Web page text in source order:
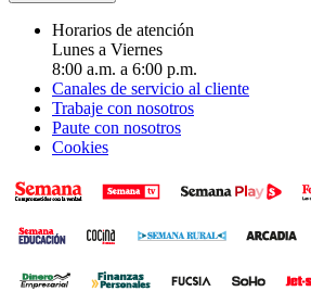
Horarios de atención
Lunes a Viernes
8:00 a.m. a 6:00 p.m.
Canales de servicio al cliente
Trabaje con nosotros
Paute con nosotros
Cookies